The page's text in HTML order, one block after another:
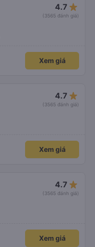
4.7 star_rate
(3565 đánh giá)
Xem giá
4.7 star_rate
(3565 đánh giá)
Xem giá
4.7 star_rate
(3565 đánh giá)
Xem giá